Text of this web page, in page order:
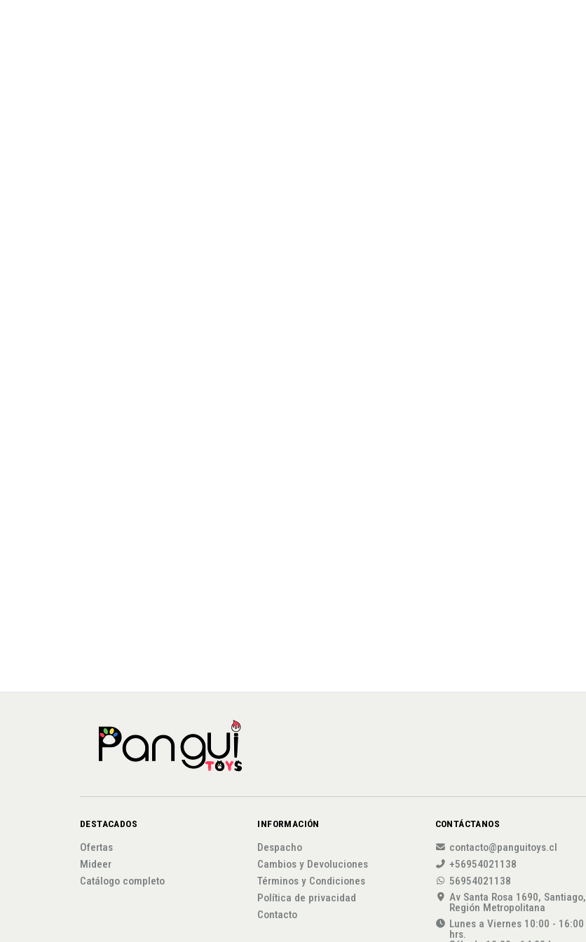
DESTACADOS
Ofertas
Mideer
Catálogo completo
INFORMACIÓN
Despacho
Cambios y Devoluciones
Términos y Condiciones
Política de privacidad
Contacto
CONTÁCTANOS
contacto@panguitoys.cl
+56954021138
56954021138
Av Santa Rosa 1690, Santiago,
Región Metropolitana
Lunes a Viernes 10:00 - 16:00
hrs.